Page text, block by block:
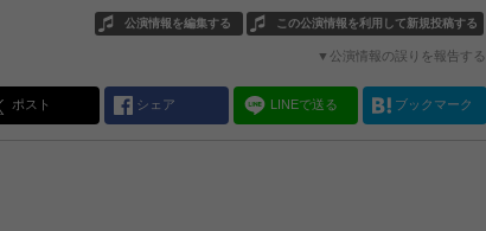
この公演情報を利用して新規投稿する
公演情報を編集する
▼公演情報の誤りを報告する
ポスト シェア LINEで送る ブックマーク